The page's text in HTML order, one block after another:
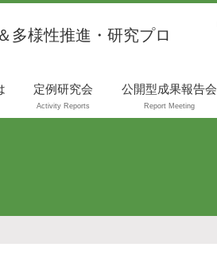
多様性推進・研究プロ
定例研究会
Activity Reports
公開型成果報告会
Report Meeting